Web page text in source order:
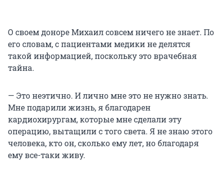
О своем доноре Михаил совсем ничего не знает. По
его словам, с пациентами медики не делятся
такой информацией, поскольку это врачебная
тайна.
— Это неэтично. И лично мне это не нужно знать.
Мне подарили жизнь, я благодарен
кардиохирургам, которые мне сделали эту
операцию, вытащили с того света. Я не знаю этого
человека, кто он, сколько ему лет, но благодаря
ему все-таки живу.